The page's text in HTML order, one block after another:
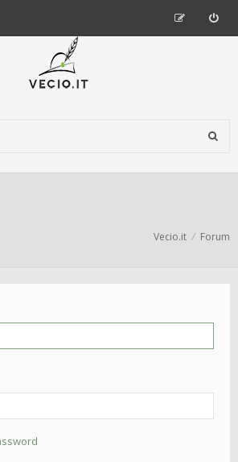
Vecio.it Forum